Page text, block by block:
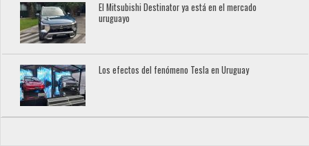
El Mitsubishi Destinator ya está en el mercado
uruguayo
Los efectos del fenómeno Tesla en Uruguay